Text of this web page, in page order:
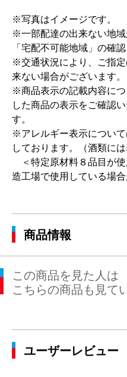
※写真はイメージです。
※一部配達の出来ない地
「宅配不可能地域」の確
※交通状況により、ご指
来ない場合がございます。
※商品表示の記載内容に
した商品の表示をご確認
す。
※アレルギー表示につい
しております。（酒類に
＜特定原材料８品目が
造工場で使用している場
商品情報
この商品を見た人は
こちらの商品も見て
ユーザーレビュー